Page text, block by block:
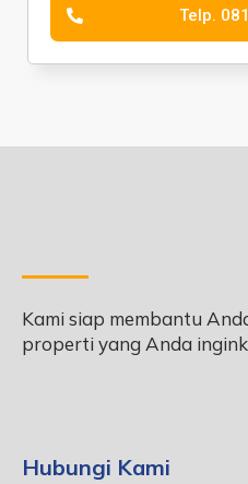
Telp.
Kami siap membantu
properti yang Anda
Hubungi Kami